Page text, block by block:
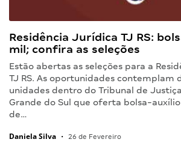
Residência Jurídica TJ RS:
mil; confira as seleções
Estão abertas as seleções para a
TJ RS. As oportunidades contemplam
unidades dentro do Tribunal de
Grande do Sul que oferta bolsa-
de…
Daniela Silva • 26 de Fevereiro